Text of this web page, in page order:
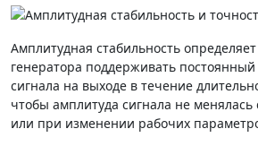
Амплитудная стабильность
генератора поддерживать
сигнала на выходе в течение
чтобы амплитуда сигнала не
или при изменении рабочих